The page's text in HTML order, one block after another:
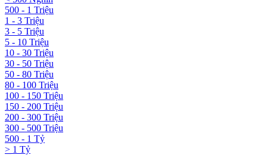
500 - 1 Triệu
1 - 3 Triệu
3 - 5 Triệu
5 - 10 Triệu
10 - 30 Triệu
30 - 50 Triệu
50 - 80 Triệu
80 - 100 Triệu
100 - 150 Triệu
150 - 200 Triệu
200 - 300 Triệu
300 - 500 Triệu
500 - 1 Tỷ
> 1 Tỷ